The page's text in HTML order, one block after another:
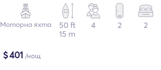
Моторна яхта
50 ft
15 m
4 2 2
$401 /нощ